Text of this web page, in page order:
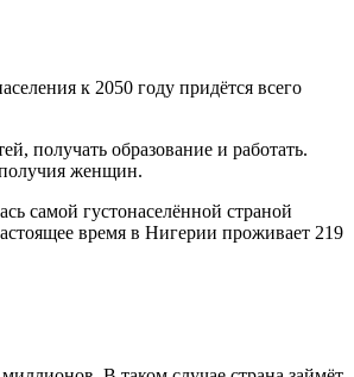
к 2050 году придётся всего
получать образование и работать.
женщин.
самой густонаселённой страной
время в Нигерии проживает 219